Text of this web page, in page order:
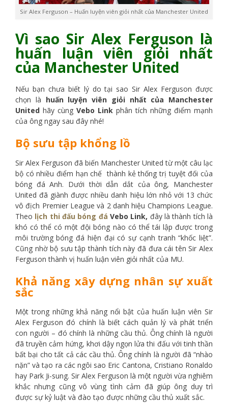
Sir Alex Ferguson – Huấn luyện viên giỏi nhất của Manchester United
Vì sao Sir Alex Ferguson là
huấn luận viên giỏi nhất
của Manchester United
Nếu bạn chưa biết lý do tại sao Sir Alex Ferguson được
chọn là huấn luyện viên giỏi nhất của Manchester
United hãy cùng Vebo Link phân tích những điểm mạnh
của ông ngay sau đây nhé!
Bộ sưu tập khổng lồ
Sir Alex Ferguson đã biến Manchester United từ một câu lạc
bộ có nhiều điểm hạn chế thành kẻ thống trị tuyệt đối của
bóng đá Anh. Dưới thời dẫn dắt của ông, Manchester
United đã giành được nhiều danh hiệu lớn nhỏ với 13 chức
vô địch Premier League và 2 danh hiệu Champions League.
Theo lịch thi đấu bóng đá Vebo Link, đây là thành tích là
khó có thể có một đội bóng nào có thể tái lập được trong
môi trường bóng đá hiện đại có sự cạnh tranh “khốc liệt”.
Cũng nhờ bộ sưu tập thành tích này đã đưa cái tên Sir Alex
Ferguson thành vị huấn luận viên giỏi nhất của MU.
Khả năng xây dựng nhân sự xuất
sắc
Một trong những khả năng nổi bật của huấn luận viên Sir
Alex Ferguson đó chính là biết cách quản lý và phát triển
con người – đó chính là những cầu thủ. Ông chính là người
đã truyền cảm hứng, khơi dậy ngọn lửa thi đấu với tinh thần
bất bại cho tất cả các cầu thủ. Ông chính là người đã “nhào
nặn” và tạo ra các ngôi sao Eric Cantona, Cristiano Ronaldo
hay Park Ji-sung. Sir Alex Ferguson là một người vừa nghiêm
khắc nhưng cũng vô vùng tình cảm đã giúp ông duy trì
được sự kỷ luật và đào tạo được những cầu thủ xuất sắc.